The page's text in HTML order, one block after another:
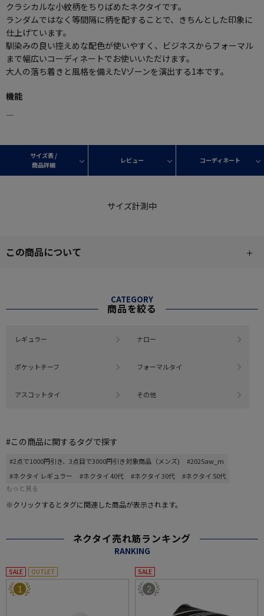
クラシカルな小紋柄をちりばめたネクタイです。
ランダムではなく等間隔に柄を配することで、きちんとした印象に
仕上げています。
馴染みの良い控えめな配色が使いやすく、ビジネスからフォーマル
まで幅広いコーディネートでお使いいただけます。
大人の落ち着きと風格を備えたVゾーンを演出する1本です。
機能
―
サイズ表 /
商品詳細
レビュー コーディネート
サイズ計測中
この商品について
CATEGORY
商品を絞る
レギュラー ナロー
ポケットチーフ フォーマルタイ
アスコットタイ その他
#この商品に関するタグで探す
#2点で1000円引き、3点目で3000円引き対象商品（メンズ)
#2025aw_m
#ネクタイ レギュラー
#ネクタイ 40代 #ネクタイ 30代
#ネクタイ 50代
もっと見る
※クリックするとタグに関連した商品が表示されます。
ネクタイ売れ筋ランキング
RANKING
SALE OUTLET
1
SALE
2